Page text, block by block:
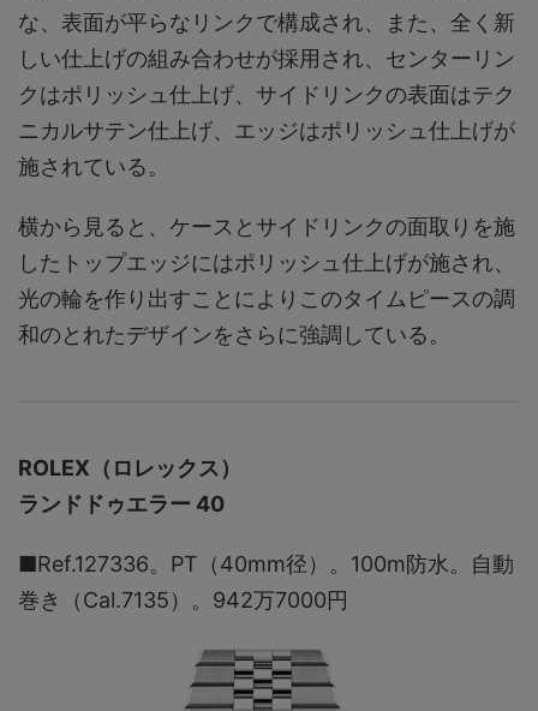
な、表面が平らなリンクで構成され、また、全く新
しい仕上げの組み合わせが採用され、センターリン
クはポリッシュ仕上げ、サイドリンクの表面はテク
ニカルサテン仕上げ、エッジはポリッシュ仕上げが
施されている。
横から見ると、ケースとサイドリンクの面取りを施
したトップエッジにはポリッシュ仕上げが施され、
光の輪を作り出すことによりこのタイムピースの調
和のとれたデザインをさらに強調している。
ROLEX（ロレックス）
ランドドゥエラー 40
■Ref.127336。PT（40mm径）。100m防水。自動
巻き（Cal.7135）。942万7000円